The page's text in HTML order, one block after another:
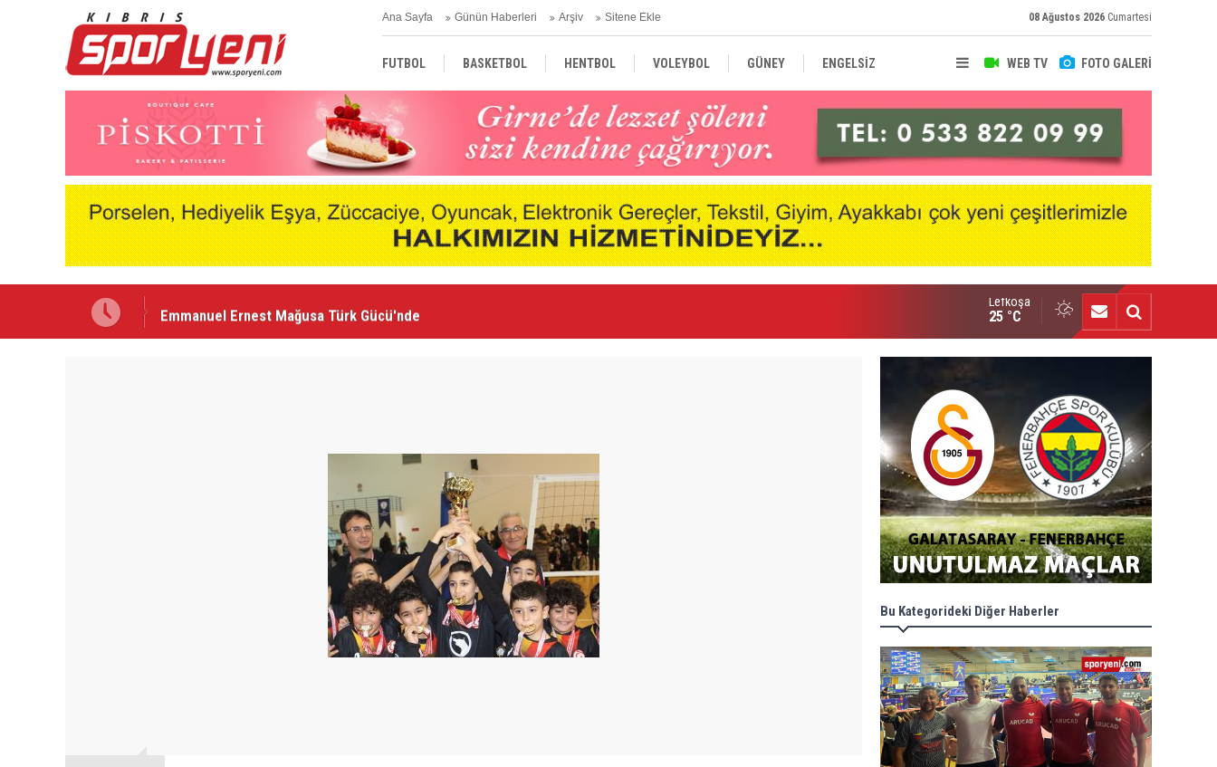
Ana Sayfa Günün Haberleri Arşiv Sitene Ekle 08 Ağustos 2026 Cumartesi
WEB TV FOTO GALERİ
FUTBOL BASKETBOL HENTBOL VOLEYBOL GÜNEY ENGELSİZ
TÜRKİYE AVRUPA DÜNYA
Emmanuel Ernest Mağusa Türk Gücü'nde
Lefkoşa
25 °C
Bu Kategorideki Diğer Haberler